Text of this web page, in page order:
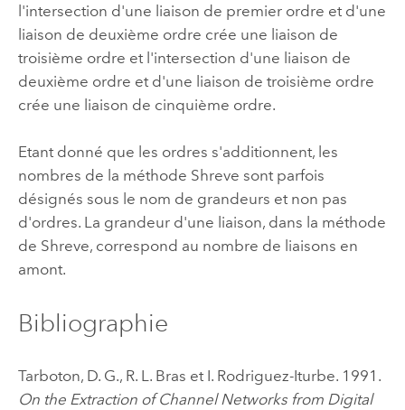
l'intersection d'une liaison de premier ordre et d'une
liaison de deuxième ordre crée une liaison de
troisième ordre et l'intersection d'une liaison de
deuxième ordre et d'une liaison de troisième ordre
crée une liaison de cinquième ordre.
Etant donné que les ordres s'additionnent, les
nombres de la méthode Shreve sont parfois
désignés sous le nom de grandeurs et non pas
d'ordres. La grandeur d'une liaison, dans la méthode
de Shreve, correspond au nombre de liaisons en
amont.
Bibliographie
Tarboton, D. G., R. L. Bras et I. Rodriguez-Iturbe. 1991.
On the Extraction of Channel Networks from Digital